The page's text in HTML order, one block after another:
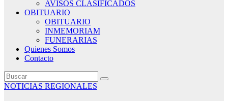
AVISOS CLASIFICADOS
OBITUARIO
OBITUARIO
INMEMORIAM
FUNERARIAS
Quienes Somos
Contacto
NOTICIAS REGIONALES